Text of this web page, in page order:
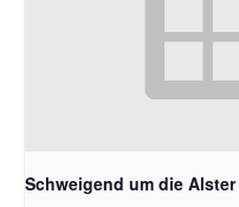
Schweigend um die Alster